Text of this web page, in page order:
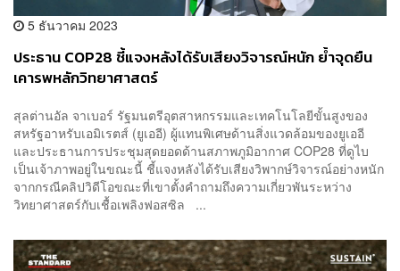
5 ธันวาคม 2023
ประธาน COP28 ชี้แจงหลังได้รับเสียงวิจารณ์หนัก ย้ำจุดยืน
เคารพหลักวิทยาศาสตร์
สุลต่านอัล จาเบอร์ รัฐมนตรีอุตสาหกรรมและเทคโนโลยีขั้นสูงของ
สหรัฐอาหรับเอมิเรตส์ (ยูเออี) ผู้แทนพิเศษด้านสิ่งแวดล้อมของยูเออี
และประธานการประชุมสุดยอดด้านสภาพภูมิอากาศ COP28 ที่ดูไบ
เป็นเจ้าภาพอยู่ในขณะนี้ ชี้แจงหลังได้รับเสียงวิพากษ์วิจารณ์อย่างหนัก
จากกรณีคลิปวิดีโอขณะที่เขาตั้งคำถามถึงความเกี่ยวพันระหว่าง
วิทยาศาสตร์กับเชื้อเพลิงฟอสซิล ...